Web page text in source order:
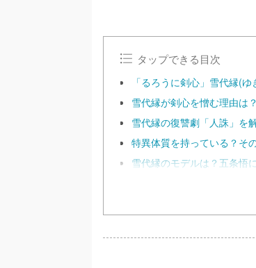
タップできる目次
「るろうに剣心」雪代縁(
雪代縁が剣心を憎む理由は？
雪代縁の復讐劇「人誅」を
特異体質を持っている？そ
雪代縁のモデルは？五条悟